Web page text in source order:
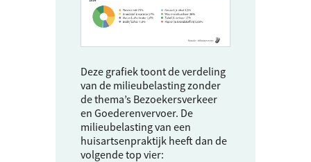
Deze grafiek toont de verdeling
van de milieubelasting zonder
de thema’s Bezoekersverkeer
en Goederenvervoer. De
milieubelasting van een
huisartsenpraktijk heeft dan de
volgende top vier: